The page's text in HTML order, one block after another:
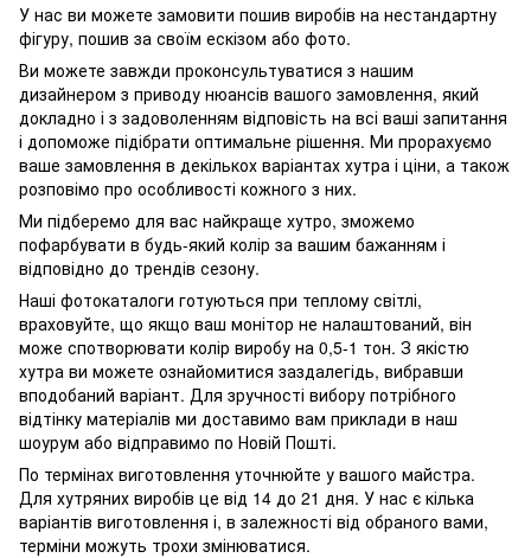
У нас ви можете замовити пошив виробів на нестандартну
фігуру, пошив за своїм ескізом або фото.
Ви можете завжди проконсультуватися з нашим
дизайнером з приводу нюансів вашого замовлення, який
докладно і з задоволенням відповість на всі ваші запитання
і допоможе підібрати оптимальне рішення. Ми прорахуємо
ваше замовлення в декількох варіантах хутра і ціни, а також
розповімо про особливості кожного з них.
Ми підберемо для вас найкраще хутро, зможемо
пофарбувати в будь-який колір за вашим бажанням і
відповідно до трендів сезону.
Наші фотокаталоги готуються при теплому світлі,
враховуйте, що якщо ваш монітор не налаштований, він
може спотворювати колір виробу на 0,5-1 тон. З якістю
хутра ви можете ознайомитися заздалегідь, вибравши
вподобаний варіант. Для зручності вибору потрібного
відтінку матеріалів ми доставимо вам приклади в наш
шоурум або відправимо по Новій Пошті.
По термінах виготовлення уточнюйте у вашого майстра.
Для хутряних виробів це від 14 до 21 дня. У нас є кілька
варіантів виготовлення і, в залежності від обраного вами,
терміни можуть трохи змінюватися.